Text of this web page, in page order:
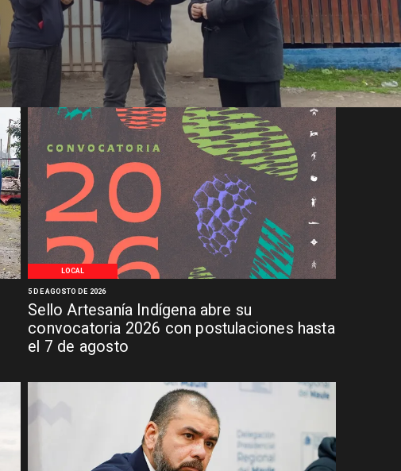
LOCAL
Sello Artesanía Indígena abre su
convocatoria 2026 con postulaciones hasta
el 7 de agosto
5 DE AGOSTO DE 2026